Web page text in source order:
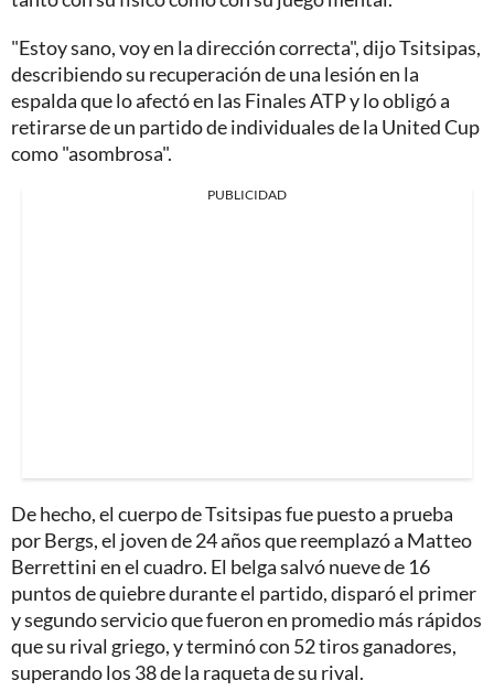
"Estoy sano, voy en la dirección correcta", dijo Tsitsipas,
describiendo su recuperación de una lesión en la
espalda que lo afectó en las Finales ATP y lo obligó a
retirarse de un partido de individuales de la United Cup
como "asombrosa".
PUBLICIDAD
De hecho, el cuerpo de Tsitsipas fue puesto a prueba
por Bergs, el joven de 24 años que reemplazó a Matteo
Berrettini en el cuadro. El belga salvó nueve de 16
puntos de quiebre durante el partido, disparó el primer
y segundo servicio que fueron en promedio más rápidos
que su rival griego, y terminó con 52 tiros ganadores,
superando los 38 de la raqueta de su rival.